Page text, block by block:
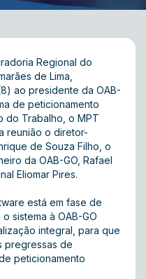
Regional do
de Lima,
ao presidente da OAB-
de peticionamento
do Trabalho, o MPT
reunião o diretor-
de Souza Filho, o
da OAB-GO, Rafael
Eliomar Pires.
está em fase de
sistema à OAB-GO
integral, para que
pregressas de
peticionamento